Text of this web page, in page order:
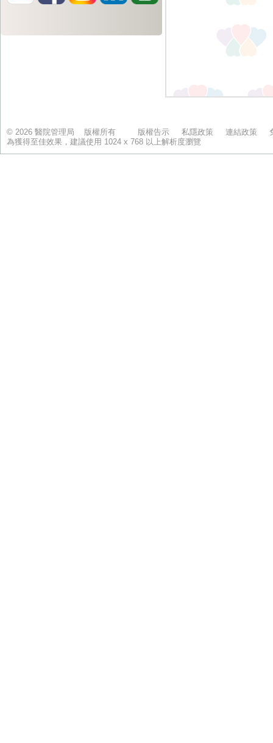
© 2026 醫院管理局 版權所有 版權告示 私隱政策 連結政策
為獲得至佳效果，建議使用 1024 x 768 以上解析度瀏覽